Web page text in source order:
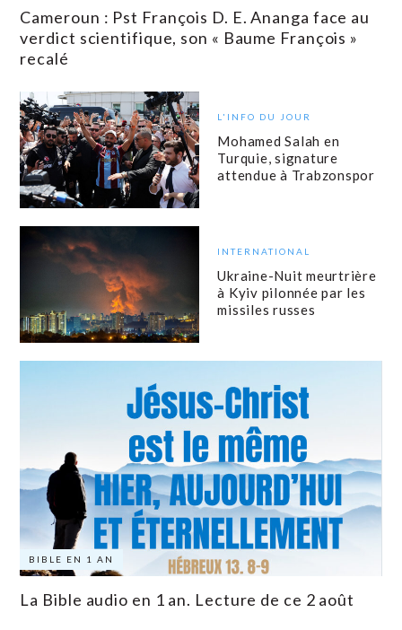
Cameroun : Pst François D. E. Ananga face au
verdict scientifique, son « Baume François »
recalé
L'INFO DU JOUR
Mohamed Salah en
Turquie, signature
attendue à Trabzonspor
INTERNATIONAL
Ukraine-Nuit meurtrière
à Kyiv pilonnée par les
missiles russes
BIBLE EN 1 AN
La Bible audio en 1 an. Lecture de ce 2 août